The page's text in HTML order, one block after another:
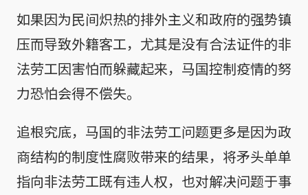
如果因为民间炽热的排外主义和政府的强势镇
压而导致外籍客工，尤其是没有合法证件的非
法劳工因害怕而躲藏起来，马国控制疫情的努
力恐怕会得不偿失。
追根究底，马国的非法劳工问题更多是因为政
商结构的制度性腐败带来的结果，将矛头单单
指向非法劳工既有违人权，也对解决问题于事